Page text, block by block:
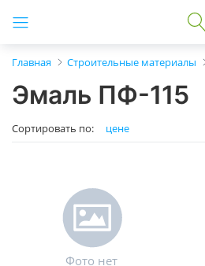
Главная Строительные материалы
Эмаль ПФ-115
Сортировать по: цене